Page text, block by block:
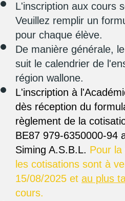
L'inscription aux cours
Veuillez remplir un
pour chaque élève.
De manière générale,
suit le calendrier de
région wallone.
L'inscription à
dès réception du
règlement de la
BE87 979-6350000-94
Siming A.S.B.L. Pour la
les cotisations sont à
15/08/2025 et au plus
cours.